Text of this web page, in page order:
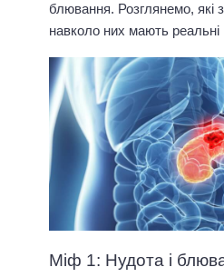
блювання. Розглянемо, які
навколо них мають реальні
Міф 1: Нудота і